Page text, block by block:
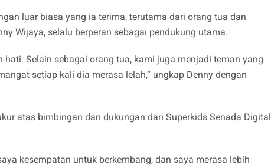
luar biasa yang ia terima, terutama dari orang tua dan
Wijaya, selalu berperan sebagai pendukung utama.
hati. Selain sebagai orang tua, kami juga menjadi teman yang
setiap kali dia merasa lelah,” ungkap Denny dengan
atas bimbingan dan dukungan dari Superkids Senada Digital
kesempatan untuk berkembang, dan saya merasa lebih